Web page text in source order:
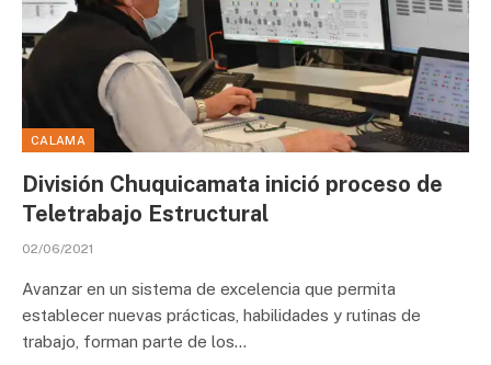
CALAMA
División Chuquicamata inició proceso de
Teletrabajo Estructural
02/06/2021
Avanzar en un sistema de excelencia que permita
establecer nuevas prácticas, habilidades y rutinas de
trabajo, forman parte de los…